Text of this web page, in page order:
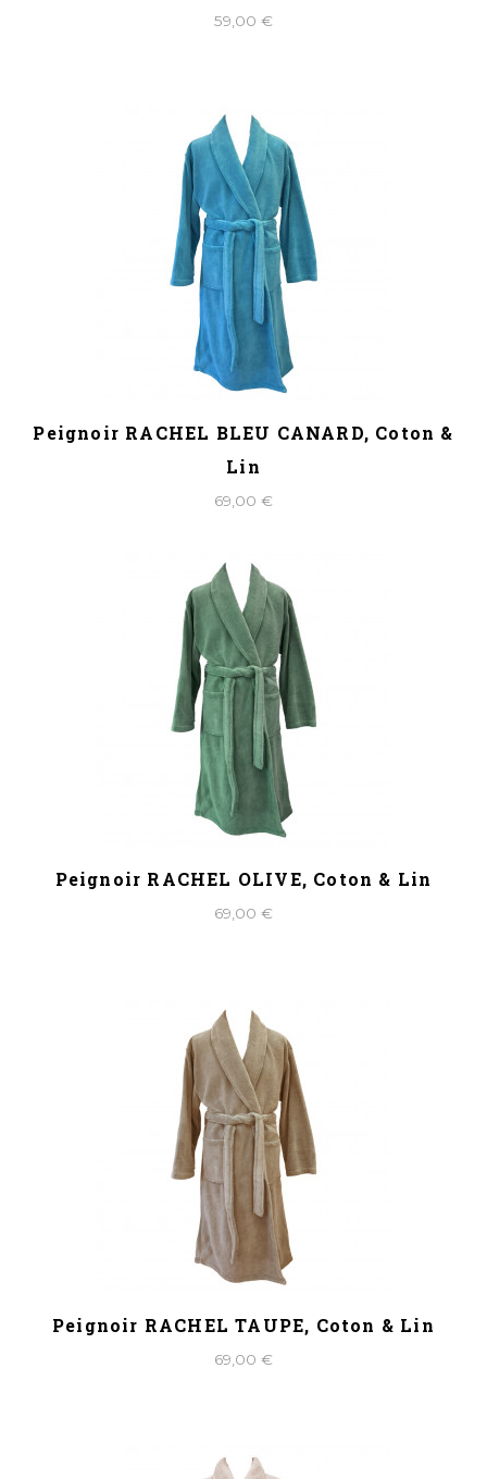
59,00 €
Peignoir RACHEL BLEU CANARD, Coton &
Lin
69,00 €
Peignoir RACHEL OLIVE, Coton & Lin
69,00 €
Peignoir RACHEL TAUPE, Coton & Lin
69,00 €